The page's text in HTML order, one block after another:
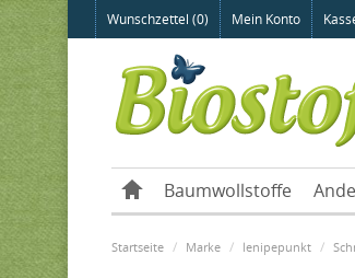
Wunschzettel (0) Mein Konto
Baumwollstoffe
Startseite Marke lenipepunkt